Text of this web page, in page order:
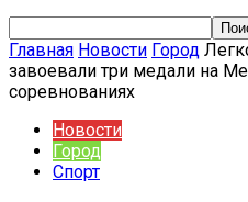
Главная Новости Город
завоевали три медали на
соревнованиях
Новости
Город
Спорт